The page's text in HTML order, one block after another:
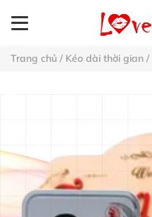
Trang chủ / Kéo dài thời gian /